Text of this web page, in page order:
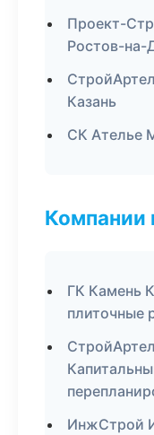
Проект-
Ростов-на-
Казань
СК Ателье
Компании
ГК Камень
плиточные
ИнжСтрой